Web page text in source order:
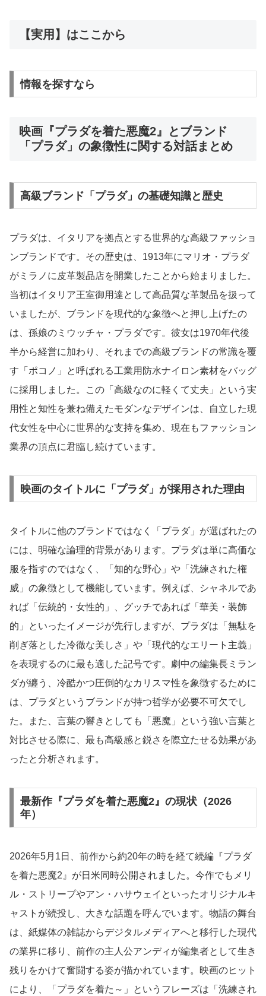
【実用】はここから
情報を探すなら
映画『プラダを着た悪魔2』とブランド
「プラダ」の象徴性に関する対話まとめ
高級ブランド「プラダ」の基礎知識と歴史
プラダは、イタリアを拠点とする世界的な高級ファッショ
ンブランドです。その歴史は、1913年にマリオ・プラダ
がミラノに皮革製品店を開業したことから始まりました。
当初はイタリア王室御用達として高品質な革製品を扱って
いましたが、ブランドを現代的な象徴へと押し上げたの
は、孫娘のミウッチャ・プラダです。彼女は1970年代後
半から経営に加わり、それまでの高級ブランドの常識を覆
す「ポコノ」と呼ばれる工業用防水ナイロン素材をバッグ
に採用しました。この「高級なのに軽くて丈夫」という実
用性と知性を兼ね備えたモダンなデザインは、自立した現
代女性を中心に世界的な支持を集め、現在もファッション
業界の頂点に君臨し続けています。
映画のタイトルに「プラダ」が採用された理由
タイトルに他のブランドではなく「プラダ」が選ばれたの
には、明確な論理的背景があります。プラダは単に高価な
服を指すのではなく、「知的な野心」や「洗練された権
威」の象徴として機能しています。例えば、シャネルであ
れば「伝統的・女性的」、グッチであれば「華美・装飾
的」といったイメージが先行しますが、プラダは「無駄を
削ぎ落とした冷徹な美しさ」や「現代的なエリート主義」
を表現するのに最も適した記号です。劇中の編集長ミラン
ダが纏う、冷酷かつ圧倒的なカリスマ性を象徴するために
は、プラダというブランドが持つ哲学が必要不可欠でし
た。また、言葉の響きとしても「悪魔」という強い言葉と
対比させる際に、最も高級感と鋭さを際立たせる効果があ
ったと分析されます。
最新作『プラダを着た悪魔2』の現状（2026
年）
2026年5月1日、前作から約20年の時を経て続編『プラダ
を着た悪魔2』が日米同時公開されました。今作でもメリ
ル・ストリープやアン・ハサウェイといったオリジナルキ
ャストが続投し、大きな話題を呼んでいます。物語の舞台
は、紙媒体の雑誌からデジタルメディアへと移行した現代
の業界に移り、前作の主人公アンディが編集者として生き
残りをかけて奮闘する姿が描かれています。映画のヒット
により、「プラダを着た～」というフレーズは「洗練され